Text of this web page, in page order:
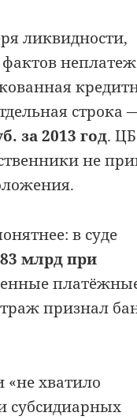
ликвидности,
строка
за 2013 год.
не
в суде
млрд при
признал
хватило
субсидиарных